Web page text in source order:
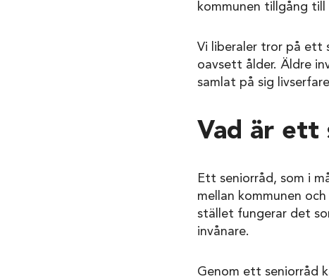
kommunen tillgång till
Vi liberaler tror på ett
oavsett ålder. Äldre
samlat på sig
Vad är ett
Ett seniorråd, som i
mellan kommunen
stället fungerar det
invånare.
Genom ett seniorråd